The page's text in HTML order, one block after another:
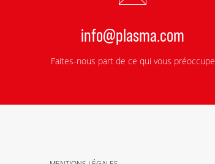
info@plasma.com
Faites-nous part de ce qui vous préoccupe